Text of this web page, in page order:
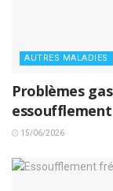
AUTRES MALADIES
Problèmes
essoufflement
15/06/2026